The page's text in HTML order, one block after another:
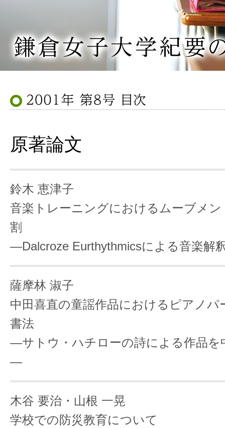
原著論文
鈴木 恵津子
音楽トレーニングにおけるムーブメン
割
―Dalcroze Eurthythmicsによる音楽解
薩摩林 淑子
中田喜直の童謡作品におけるピアノパ
書法
―サトウ・ハチローの詩による作品を
―
木谷 要治・山根 一晃
学校での防災教育について